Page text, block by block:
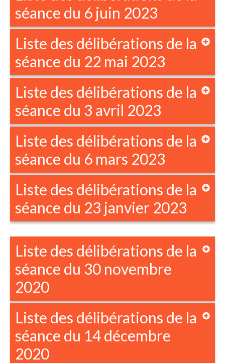
séance du 6 juin 2023
Liste des délibérations de la
séance du 22 mai 2023
Liste des délibérations de la
séance du 3 avril 2023
Liste des délibérations de la
séance du 6 mars 2023
Liste des délibérations de la
séance du 23 janvier 2023
Liste des délibérations de la
séance du 30 novembre
2020
Liste des délibérations de la
séance du 14 décembre
2020